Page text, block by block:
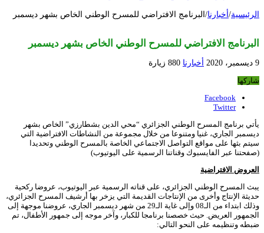
الرئيسية/ أخبارنا/ البرنامج الافتراضي للمسرح الوطني الخاص بشهر ديسمبر
البرنامج الافتراضي للمسرح الوطني الخاص بشهر ديسمبر
9 ديسمبر، 2020 أخبارنا 880 زيارة
شاركها
Facebook
Twitter
يأتي برنامج المسرح الوطني الجزائري “محي الدين بشطارزي” الخاص بشهر
ديسمبر الجاري، غنيا ومتنوعا من خلال مجموعة من النشاطات الافتراضية التي
سيتم بثها على مواقع التواصل الاجتماعي الخاصة بالمسرح الوطني وتحديدا
(صفحتنا عبر الفايسبوك وقناتنا الرسمية على اليوتيوب)
العروض الافتراضية
يبث المسرح الوطني الجزائري، على قناته الرسمية عبر اليوتيوب، عروضا ركحية
حديثة الإنتاج وأخرى من الإنتاجات القديمة التي يزخر بها أرشيف المسرح الجزائري،
وذلك ابتداء من الـ08 وإلى غاية الـ29 من شهر ديسمبر الجاري، عروضنا موجهة إلى
الجمهور العريض. حيث خصصنا برنامجا للكبار، وآخر موجه إلى جمهور الأطفال، تم
ضبطه وتنظيمه على النحو التالي: